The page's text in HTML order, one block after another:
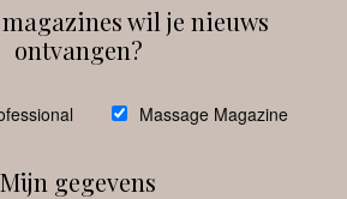
wil je nieuws
ontvangen?
Massage Magazine
Mijn gegevens